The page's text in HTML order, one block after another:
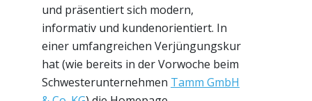
und präsentiert sich modern,
informativ und kundenorientiert. In
einer umfangreichen Verjüngungskur
hat (wie bereits in der Vorwoche beim
Schwesterunternehmen Tamm GmbH